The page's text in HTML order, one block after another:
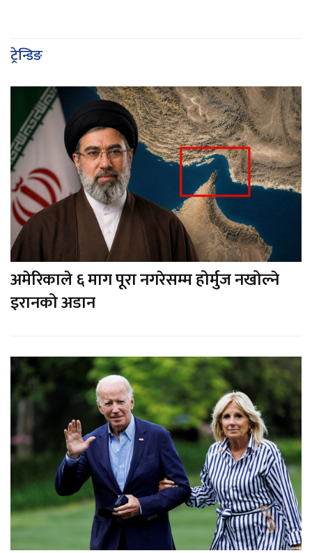
ट्रेन्डिङ
अमेरिकाले ६ माग पूरा नगरेसम्म होर्मुज नखोल्ने
इरानको अडान